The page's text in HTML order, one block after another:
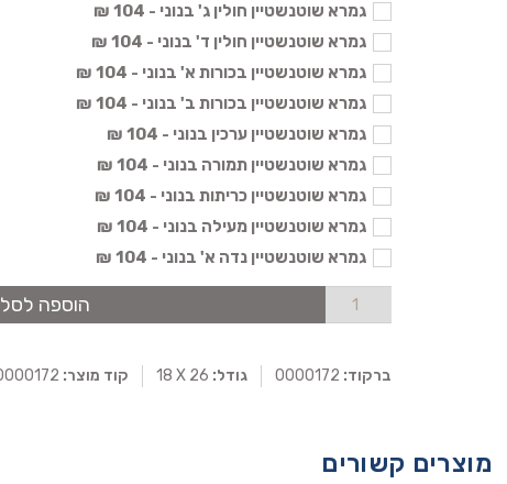
גמרא שוטנשטיין חולין ג' בנוני - 104 ₪
גמרא שוטנשטיין חולין ד' בנוני - 104 ₪
גמרא שוטנשטיין בכורות א' בנוני - 104 ₪
גמרא שוטנשטיין בכורות ב' בנוני - 104 ₪
גמרא שוטנשטיין ערכין בנוני - 104 ₪
גמרא שוטנשטיין תמורה בנוני - 104 ₪
גמרא שוטנשטיין כריתות בנוני - 104 ₪
גמרא שוטנשטיין מעילה בנוני - 104 ₪
גמרא שוטנשטיין נדה א' בנוני - 104 ₪
הוספה לסל
ברקוד: גודל: 18 X 26 קוד מוצר:
מוצרים קשורים